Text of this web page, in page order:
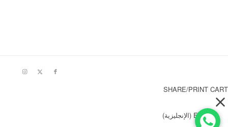
SHARE/PRINT CART
English
(الإنجليزية)